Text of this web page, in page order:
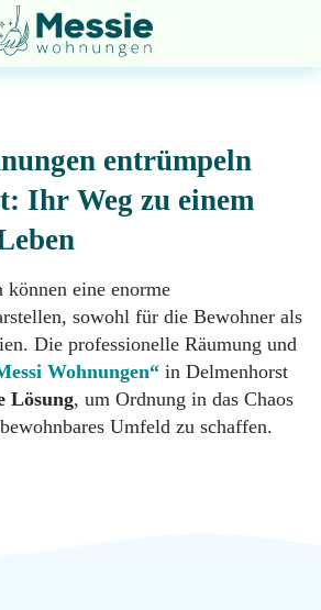
entrümpeln
Ihr Weg zu einem
können eine enorme
sowohl für die Bewohner als
Die professionelle Räumung und
Wohnungen“ in Delmenhorst
Lösung, um Ordnung in das Chaos
Umfeld zu schaffen.